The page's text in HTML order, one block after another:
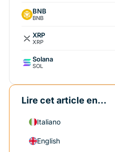
BNB
BNB
XRP
XRP
Solana
SOL
Lire cet article en...
Italiano
English